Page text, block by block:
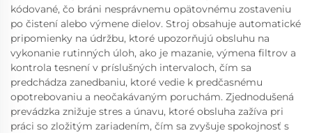
kódované, čo bráni nesprávnemu opätovnému zostaveniu
po čistení alebo výmene dielov. Stroj obsahuje automatické
pripomienky na údržbu, ktoré upozorňujú obsluhu na
vykonanie rutinných úloh, ako je mazanie, výmena filtrov a
kontrola tesnení v príslušných intervaloch, čím sa
predchádza zanedbaniu, ktoré vedie k predčasnému
opotrebovaniu a neočakávaným poruchám. Zjednodušená
prevádzka znižuje stres a únavu, ktoré obsluha zažíva pri
práci so zložitým zariadením, čím sa zvyšuje spokojnosť s